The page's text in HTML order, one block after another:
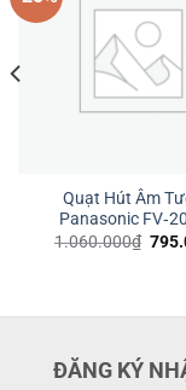
Quạt Hút Âm
Panasonic
1.060.000₫ Giá
ĐĂNG KÝ